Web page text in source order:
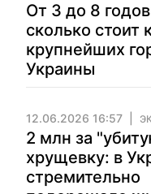
От 3 до 8
сколько стоит
крупнейших
Украины
12.06.2026 16:57
2 млн за
хрущевку: в
стремительно